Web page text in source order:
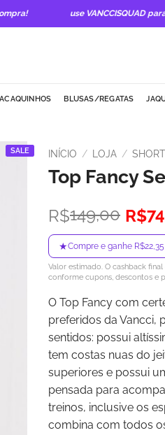
use VANCCISQUAD para
BLUSAS/REGATAS
SALE INÍCIO / LOJA /
Top Fancy
R$149,00
O
preço
original
era:
R$149,00.
R$
O
preço
atual
é:
R$74,50.
★Compre e ganhe
Valor estimado. O cashback
conforme cupons, descontos e
O Top Fancy com
preferidos da Vancci,
sentidos: possui
tem costas nuas do
superiores e possui
pensada para
treinos, inclusive os
combina com todos